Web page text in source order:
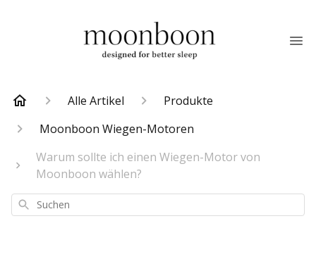
Alle Artikel
Produkte
Moonboon Wiegen-Motoren
Warum sollte ich einen Wiegen-Motor von
Moonboon wählen?
Suchen